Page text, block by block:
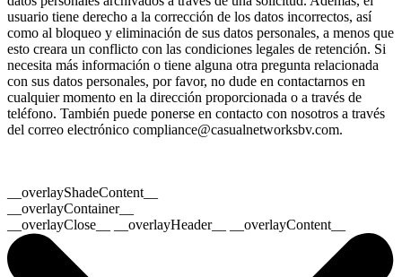
usuario tiene derecho a la corrección de los datos incorrectos, así
como al bloqueo y eliminación de sus datos personales, a menos que
esto creara un conflicto con las condiciones legales de retención. Si
necesita más información o tiene alguna otra pregunta relacionada
con sus datos personales, por favor, no dude en contactarnos en
cualquier momento en la dirección proporcionada o a través de
teléfono. También puede ponerse en contacto con nosotros a través
del correo electrónico compliance@casualnetworksbv.com.
__overlayShadeContent__
__overlayContainer__
__overlayClose__ __overlayHeader__ __overlayContent__